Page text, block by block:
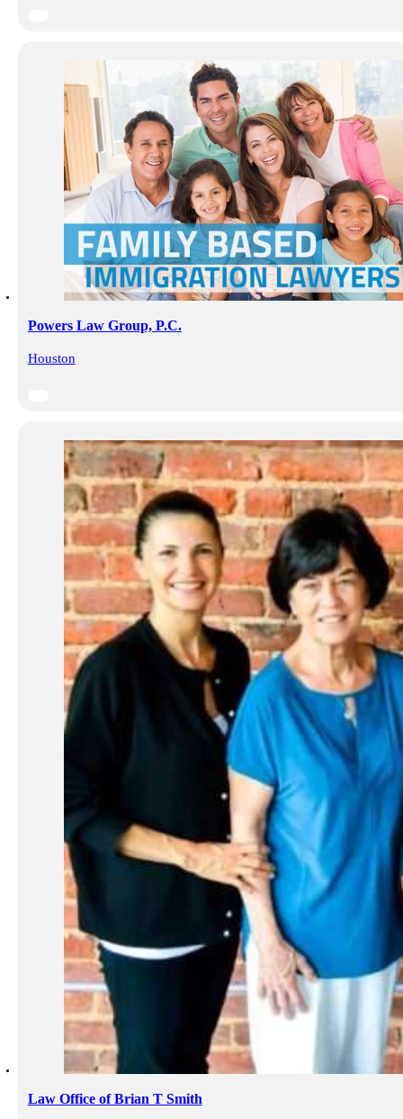
Powers Law Group, P.C.
Houston
Law Office of Brian T Smith